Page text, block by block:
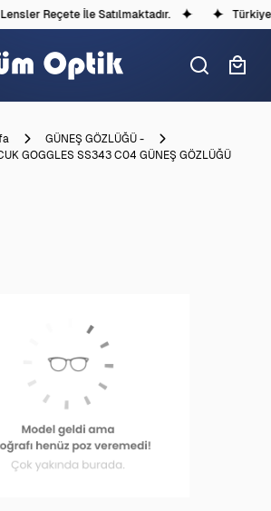
Reçete İle Satılmaktadır.
GÜNEŞ GÖZLÜĞÜ -
GOGGLES SS343 C04 GÜNEŞ GÖZLÜĞÜ